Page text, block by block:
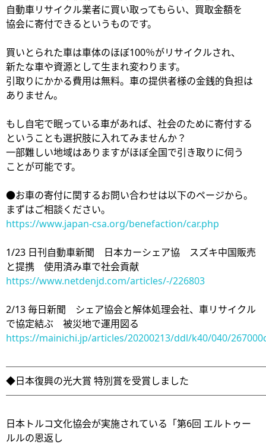
自動車リサイクル業者に買い取ってもらい、買取金額を
協会に寄付できるというものです。
買いとられた車は車体のほぼ100％がリサイクルされ、
新たな車や資源として生まれ変わります。
引取りにかかる費用は無料。車の提供者様の金銭的負担は
ありません。
もし自宅で眠っている車があれば、社会のために寄付する
ということも選択肢に入れてみませんか？
一部難しい地域はありますがほぼ全国で引き取りに伺う
ことが可能です。
●お車の寄付に関するお問い合わせは以下のページから。
まずはご相談ください。
https://www.japan-csa.org/benefaction/car.php
1/23 日刊自動車新聞 日本カーシェア協 スズキ中国販売
と提携 使用済み車で社会貢献
https://www.netdenjd.com/articles/-/226803
2/13 毎日新聞 シェア協会と解体処理会社、車リサイクル
で協定結ぶ 被災地で運用図る
https://mainichi.jp/articles/20200213/ddl/k40/040/
◆日本復興の光大賞 特別賞を受賞しました
日本トルコ文化協会が実施されている「第6回 エルトゥー
ルルの恩返し